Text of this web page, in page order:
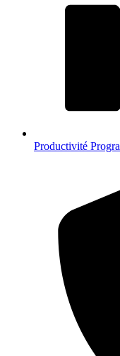
Productivité